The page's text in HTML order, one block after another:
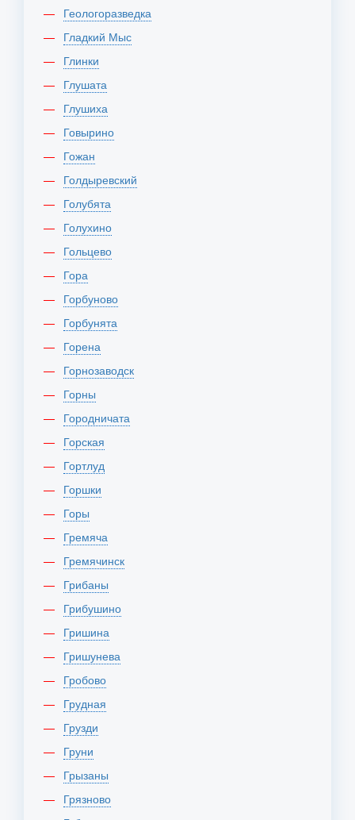
Геологоразведка
Гладкий Мыс
Глинки
Глушата
Глушиха
Говырино
Гожан
Голдыревский
Голубята
Голухино
Гольцево
Гора
Горбуново
Горбунята
Горена
Горнозаводск
Горны
Городничата
Горская
Гортлуд
Горшки
Горы
Гремяча
Гремячинск
Грибаны
Грибушино
Гришина
Гришунева
Гробово
Грудная
Грузди
Груни
Грызаны
Грязново